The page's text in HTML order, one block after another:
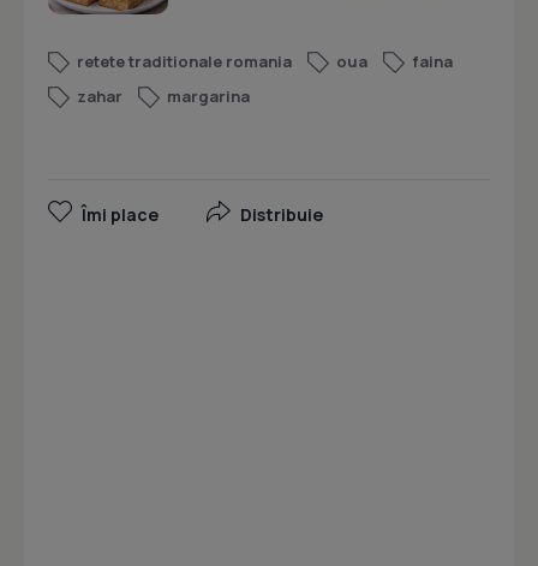
retete traditionale romania oua
faina
zahar
margarina
Îmi place Distribuie